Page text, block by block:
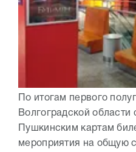
По итогам первого
Волгоградской области
Пушкинским картам
мероприятия на общую